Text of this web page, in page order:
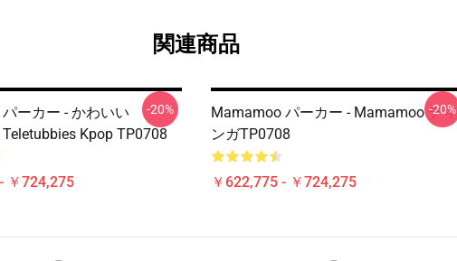
関連商品
ーカー - かわいい
Kpop TP0708
￥724,275
-20%
Mamamoo パーカー - Mamamoo ディ
ンガTP0708
￥622,775 - ￥724,275
-20%